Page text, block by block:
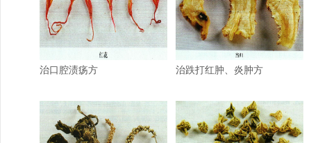
治口腔渍疡方 治跌打红肿、炎肿方